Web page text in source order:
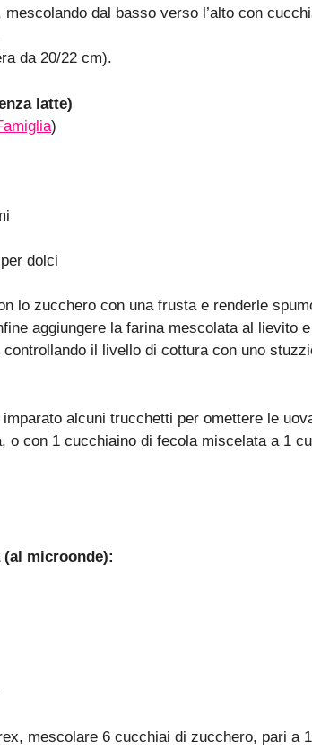
dal basso verso l’alto con
da 20/22 cm).
latte)
)
dolci
lo zucchero con una frusta e renderle
aggiungere la farina mescolata al lievito
il livello di cottura con uno
imparato alcuni trucchetti per omettere le
o con 1 cucchiaino di fecola miscelata a 1
(al microonde):
mescolare 6 cucchiai di zucchero, pari a